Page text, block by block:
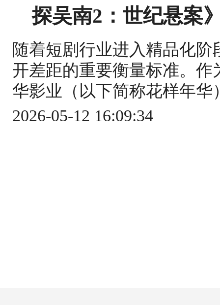
探吴南2：世纪悬案
随着短剧行业进入精品化
开差距的重要衡量标准。
华影业（以下简称花样年
2026-05-12 16:09:34